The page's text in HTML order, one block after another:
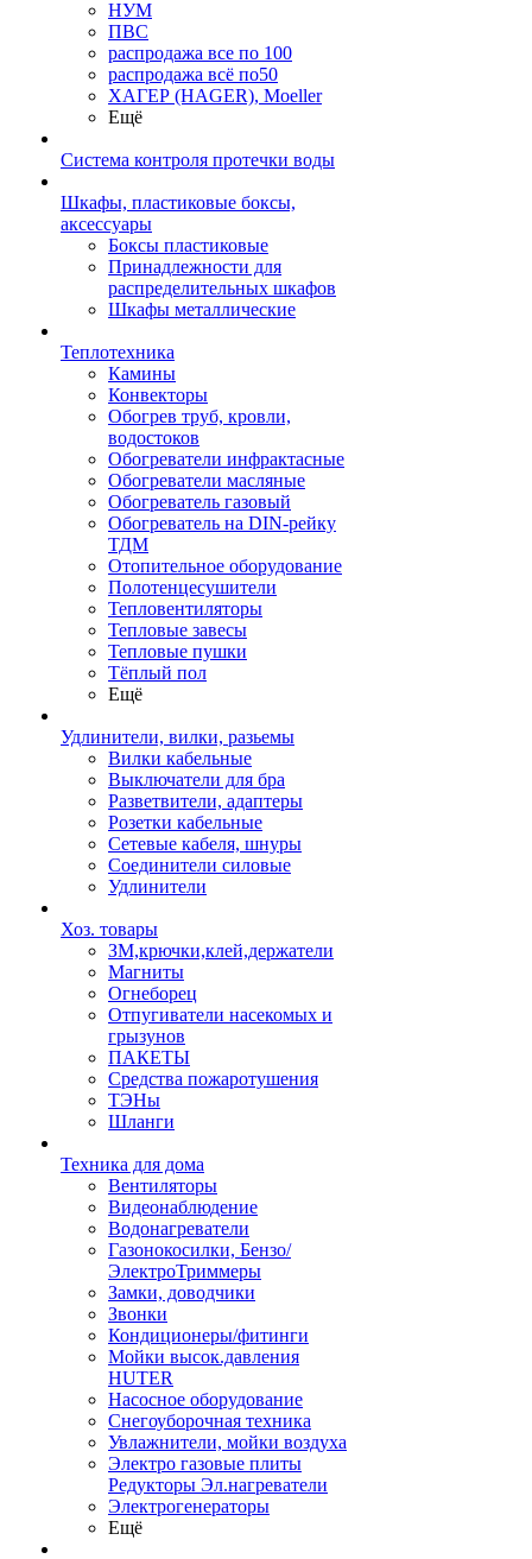
НУМ
ПВС
распродажа все по 100
распродажа всё по50
ХАГЕР (HAGER), Moeller
Ещё
Система контроля протечки воды
Шкафы, пластиковые боксы,
аксессуары
Боксы пластиковые
Принадлежности для
распределительных шкафов
Шкафы металлические
Теплотехника
Камины
Конвекторы
Обогрев труб, кровли,
водостоков
Обогреватели инфрактасные
Обогреватели масляные
Обогреватель газовый
Обогреватель на DIN-рейку
ТДМ
Отопительное оборудование
Полотенцесушители
Тепловентиляторы
Тепловые завесы
Тепловые пушки
Тёплый пол
Ещё
Удлинители, вилки, разьемы
Вилки кабельные
Выключатели для бра
Разветвители, адаптеры
Розетки кабельные
Сетевые кабеля, шнуры
Соединители силовые
Удлинители
Хоз. товары
ЗМ,крючки,клей,держатели
Магниты
Огнеборец
Отпугиватели насекомых и
грызунов
ПАКЕТЫ
Средства пожаротушения
ТЭНы
Шланги
Техника для дома
Вентиляторы
Видеонаблюдение
Водонагреватели
Газонокосилки, Бензо/
ЭлектроТриммеры
Замки, доводчики
Звонки
Кондиционеры/фитинги
Мойки высок.давления
HUTER
Насосное оборудование
Снегоуборочная техника
Увлажнители, мойки воздуха
Электро газовые плиты
Редукторы Эл.нагреватели
Электрогенераторы
Ещё